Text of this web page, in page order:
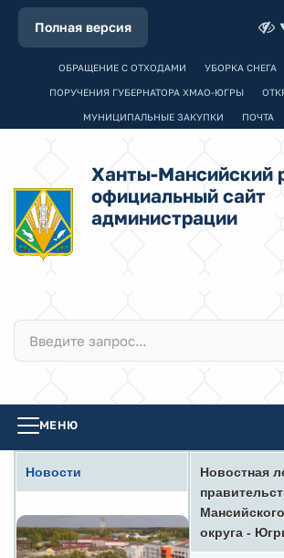
Полная версия
ОБРАЩЕНИЕ С ОТХОДАМИ УБОРКА СНЕГА
ПОРУЧЕНИЯ ГУБЕРНАТОРА ХМАО-ЮГРЫ
МУНИЦИПАЛЬНЫЕ ЗАКУПКИ ПОЧТА
Ханты-Мансийский
официальный сайт
администрации
МЕНЮ
Новости
Новостная
округа -